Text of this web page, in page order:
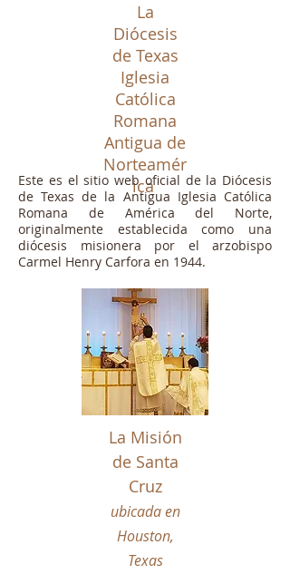
La
Diócesis
de Texas
Iglesia
Católica
Romana
Antigua de
Norteamér
ica
Este es el sitio web oficial de la Diócesis
de Texas de la Antigua Iglesia Católica
Romana de América del Norte,
originalmente establecida como una
diócesis misionera por el arzobispo
Carmel Henry Carfora en 1944.
La Misión
de Santa
Cruz
ubicada en
Houston,
Texas